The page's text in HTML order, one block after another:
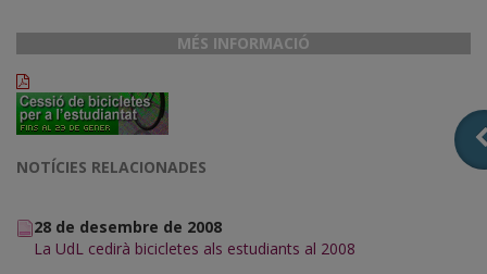
MÉS INFORMACIÓ
NOTÍCIES RELACIONADES
28 de desembre de 2008
La UdL cedirà bicicletes als estudiants al 2008